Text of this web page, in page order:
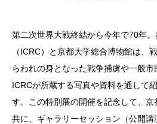
第二次世界大戦終結から今年で70年
（ICRC）と京都大学総合博物館は、
らわれの身となった戦争捕虜や一般市
ICRCが所蔵する写真や資料を通して
す。この特別展の開催を記念して、京
共に、ギャラリーセッション（公開講